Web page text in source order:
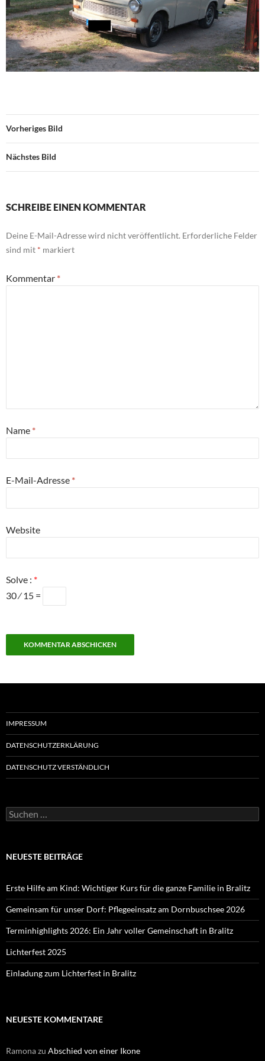
Vorheriges Bild
Nächstes Bild
SCHREIBE EINEN KOMMENTAR
Deine E-Mail-Adresse wird nicht veröffentlicht. Erforderliche Felder
sind mit * markiert
Kommentar *
Name *
E-Mail-Adresse *
Website
Solve : *
30 ⁄ 15 =
IMPRESSUM
DATENSCHUTZERKLÄRUNG
DATENSCHUTZ VERSTÄNDLICH
Suchen
nach:
NEUESTE BEITRÄGE
Erste Hilfe am Kind: Wichtiger Kurs für die ganze Familie in Bralitz
Gemeinsam für unser Dorf: Pflegeeinsatz am Dornbuschsee 2026
Terminhighlights 2026: Ein Jahr voller Gemeinschaft in Bralitz
Lichterfest 2025
Einladung zum Lichterfest in Bralitz
NEUESTE KOMMENTARE
Ramonazu Abschied von einer Ikone